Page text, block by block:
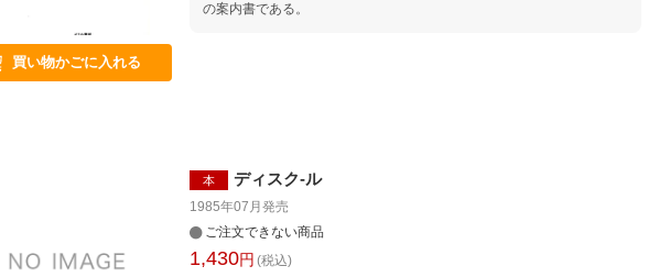
買い物かごに入れる
の案内書である。
本 ディスク-ル
1985年07月 発売
ご注文できない商品
1,430円 (税込)